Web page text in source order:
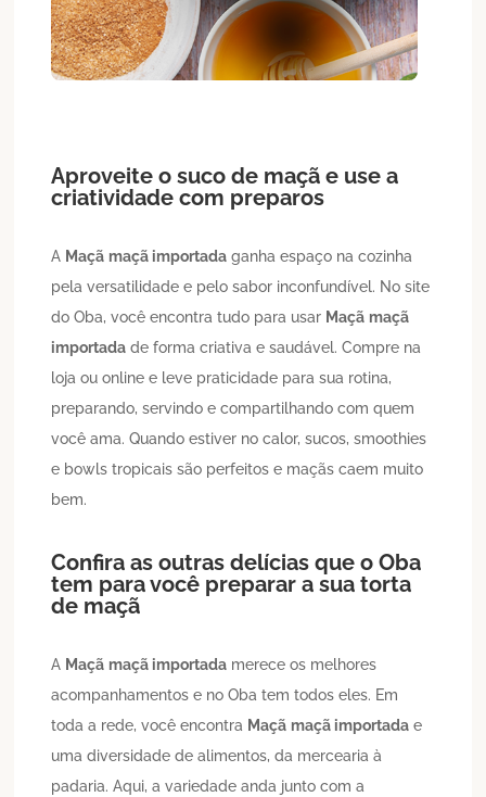
Aproveite o suco de maçã e use a
criatividade com preparos
A Maçã maçã importada ganha espaço na cozinha
pela versatilidade e pelo sabor inconfundível. No site
do Oba, você encontra tudo para usar Maçã maçã
importada de forma criativa e saudável. Compre na
loja ou online e leve praticidade para sua rotina,
preparando, servindo e compartilhando com quem
você ama. Quando estiver no calor, sucos, smoothies
e bowls tropicais são perfeitos e maçãs caem muito
bem.
Confira as outras delícias que o Oba
tem para você preparar a sua torta
de maçã
A Maçã maçã importada merece os melhores
acompanhamentos e no Oba tem todos eles. Em
toda a rede, você encontra Maçã maçã importada e
uma diversidade de alimentos, da mercearia à
padaria. Aqui, a variedade anda junto com a